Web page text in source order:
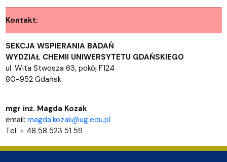
Kontakt:
SEKCJA WSPIERANIA BADAŃ
WYDZIAŁ CHEMII UNIWERSYTETU GDAŃSKIEGO
ul. Wita Stwosza 63, pokój F124
80-952 Gdańsk
mgr inż. Magda Kozak
email: magda.kozak@ug.edu.pl
Tel: + 48 58 523 51 59